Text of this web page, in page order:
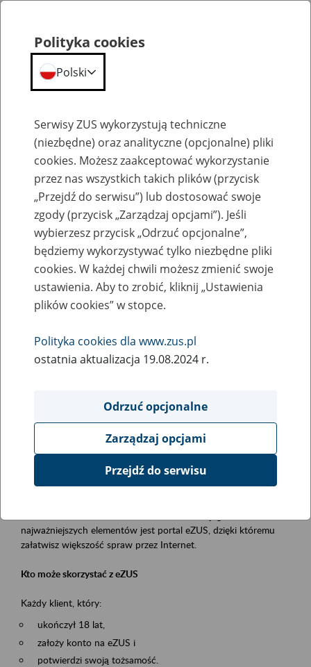
Szkolenia
Zaproś ZUS do siebie - zakładanie profili
eZUS w siedzibie Twojej firmy
Rodzaj wydarzenia
Szkolenia
Obszar merytoryczny
obsługa klientów
Opis wydarzenia
Platforma Usług Elektronicznych ZUS eZUS
najważniejszych elementów jest portal eZUS, dzięki któremu
załatwisz większość spraw przez Internet.
Kto może skorzystać z eZUS
Każdy klient, który:
ukończył 18 lat,
założy konto na eZUS i
potwierdzi swoją tożsamość.
Polityka cookies
Polski
Serwisy ZUS wykorzystują techniczne
(niezbędne) oraz analityczne (opcjonalne) pliki
cookies. Możesz zaakceptować wykorzystanie
przez nas wszystkich takich plików (przycisk
„Przejdź do serwisu”) lub dostosować swoje
zgody (przycisk „Zarządzaj opcjami”). Jeśli
wybierzesz przycisk „Odrzuć opcjonalne”,
będziemy wykorzystywać tylko niezbędne pliki
cookies. W każdej chwili możesz zmienić swoje
ustawienia. Aby to zrobić, kliknij „Ustawienia
plików cookies” w stopce.
Polityka cookies dla www.zus.pl
ostatnia aktualizacja 19.08.2024 r.
Odrzuć opcjonalne
Zarządzaj opcjami
Przejdź do serwisu